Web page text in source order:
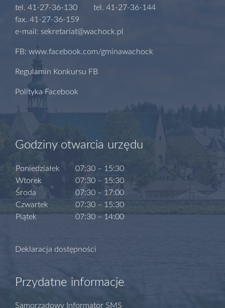
tel. 41-27-36-130 tel. 41-27-36-144
fax. 41-27-36-159
e-mail: sekretariat@wachock.pl
FB: www.facebook.com/gminawachock
Regulamin Konkursu FB
Polityka Facebook
Godziny otwarcia urzędu
Poniedziałek
Wtorek
Środa
Czwartek
Piątek
07:30 – 15:30
07:30 – 15:30
07:30 – 17:00
07:30 – 15:30
07:30 – 14:00
Deklaracja dostępności
Przydatne informacje
Samorządowy Informator SMS